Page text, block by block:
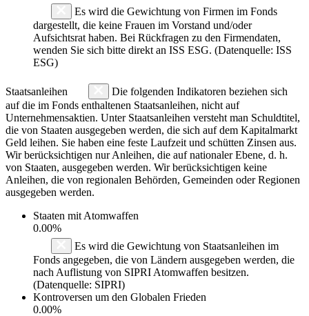
Es wird die Gewichtung von Firmen im Fonds
dargestellt, die keine Frauen im Vorstand und/oder
Aufsichtsrat haben. Bei Rückfragen zu den Firmendaten,
wenden Sie sich bitte direkt an ISS ESG. (Datenquelle: ISS
ESG)
Staatsanleihen
Die folgenden Indikatoren beziehen sich
auf die im Fonds enthaltenen Staatsanleihen, nicht auf
Unternehmensaktien. Unter Staatsanleihen versteht man Schuldtitel,
die von Staaten ausgegeben werden, die sich auf dem Kapitalmarkt
Geld leihen. Sie haben eine feste Laufzeit und schütten Zinsen aus.
Wir berücksichtigen nur Anleihen, die auf nationaler Ebene, d. h.
von Staaten, ausgegeben werden. Wir berücksichtigen keine
Anleihen, die von regionalen Behörden, Gemeinden oder Regionen
ausgegeben werden.
Staaten mit Atomwaffen
0.00%
Es wird die Gewichtung von Staatsanleihen im
Fonds angegeben, die von Ländern ausgegeben werden, die
nach Auflistung von SIPRI Atomwaffen besitzen.
(Datenquelle: SIPRI)
Kontroversen um den Globalen Frieden
0.00%